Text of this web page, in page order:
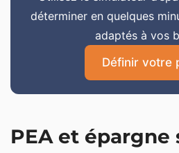
déterminer en quelques
adaptés à vos
Définir votre
PEA et épargne